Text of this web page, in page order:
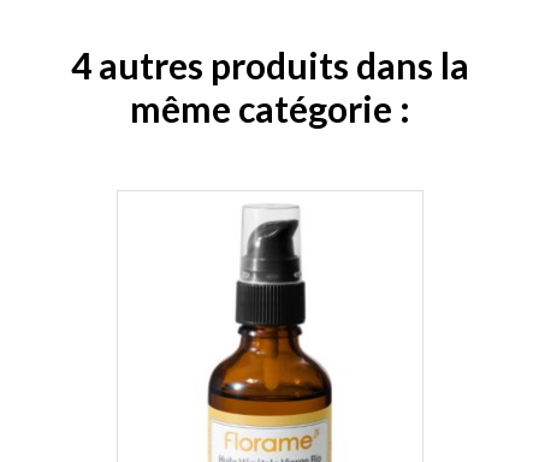
4 autres produits dans la
même catégorie :